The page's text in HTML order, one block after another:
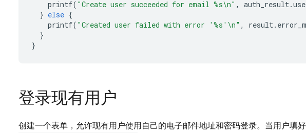
printf( "Create user succeeded for email %s\n" , auth_result.
} else {
printf( "Created user failed with error '%s' \n" , result.
}
}
登录现有用户
创建一个表单，允许现有用户使用自己的电子邮件地址和密码登录。当用户填